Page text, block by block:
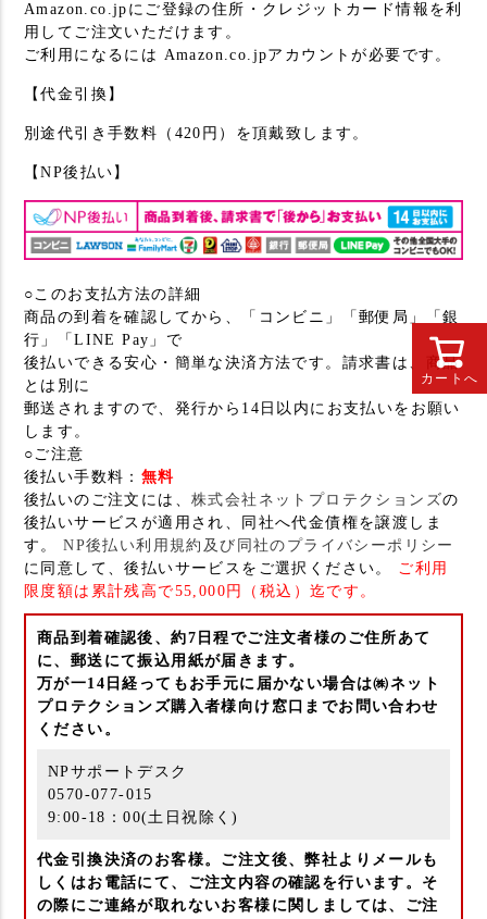
カートへ
Amazon.co.jpにご登録の住所・クレジットカード情報を利
用してご注文いただけます。
ご利用になるには Amazon.co.jpアカウントが必要です。
【代金引換】
別途代引き手数料（420円）を頂戴致します。
【NP後払い】
○このお支払方法の詳細
商品の到着を確認してから、「コンビニ」「郵便局」「銀
行」「LINE Pay」で
後払いできる安心・簡単な決済方法です。請求書は、商品
とは別に
郵送されますので、発行から14日以内にお支払いをお願い
します。
○ご注意
後払い手数料： 無料
後払いのご注文には、 株式会社ネットプロテクションズの
後払いサービスが適用され、同社へ代金債権を譲渡しま
す。NP後払い利用規約及び同社のプライバシーポリシー
に同意して、後払いサービスをご選択ください。 ご利用
限度額は累計残高で55,000円（税込）迄です。
商品到着確認後、約7日程でご注文者様のご住所あて
に、郵送にて振込用紙が届きます。
万が一14日経ってもお手元に届かない場合は㈱ネット
プロテクションズ購入者様向け窓口までお問い合わせ
ください。
NPサポートデスク
0570-077-015
9:00-18：00(土日祝除く)
代金引換決済のお客様。ご注文後、弊社よりメールも
しくはお電話にて、ご注文内容の確認を行います。そ
の際にご連絡が取れないお客様に関しましては、ご注